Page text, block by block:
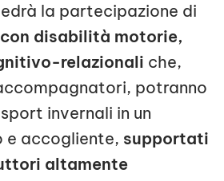
la partecipazione di
disabilità motorie,
relazionali che,
potranno
invernali in un
e accogliente, supportati
altamente